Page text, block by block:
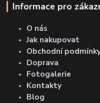
Informace pro
O nás
Jak nakupovat
Obchodní
Doprava
Fotogalerie
Kontakty
Blog